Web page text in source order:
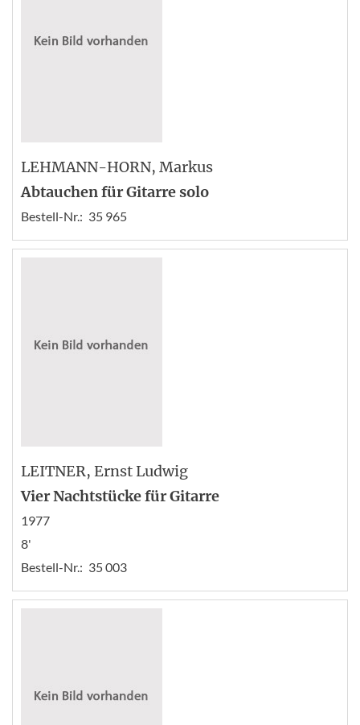
LEHMANN-HORN, Markus
Abtauchen für Gitarre solo
Bestell-Nr.: 35 965
LEITNER, Ernst Ludwig
Vier Nachtstücke für Gitarre
1977
8'
Bestell-Nr.: 35 003